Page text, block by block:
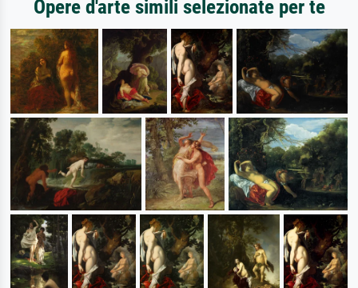
Opere d'arte simili selezionate per te